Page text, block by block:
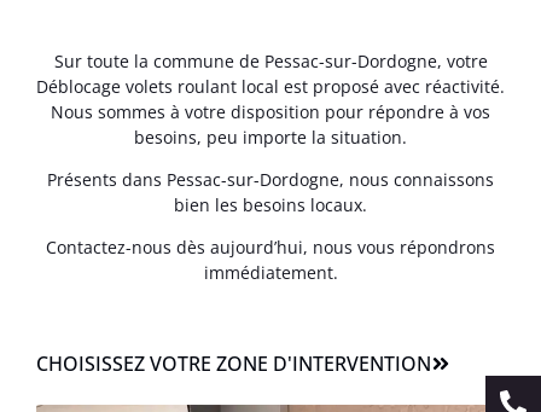
Sur toute la commune de Pessac-sur-Dordogne, votre
Déblocage volets roulant local est proposé avec réactivité.
Nous sommes à votre disposition pour répondre à vos
besoins, peu importe la situation.
Présents dans Pessac-sur-Dordogne, nous connaissons
bien les besoins locaux.
Contactez-nous dès aujourd’hui, nous vous répondrons
immédiatement.
CHOISISSEZ VOTRE ZONE D'INTERVENTION